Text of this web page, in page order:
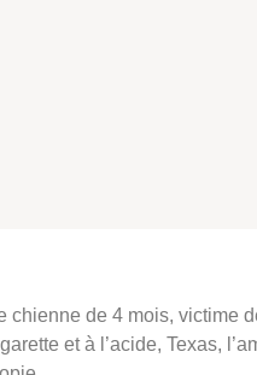
de 4 mois, victime
et à l’acide, Texas,